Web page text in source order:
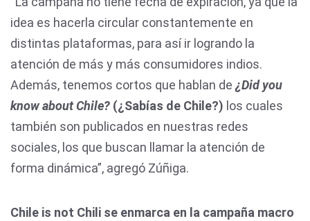
idea es hacerla circular constantemente en
distintas plataformas, para así ir logrando la
atención de más y más consumidores indios.
Además, tenemos cortos que hablan de ¿Did you
know about Chile? (¿Sabías de Chile?) los cuales
también son publicados en nuestras redes
sociales, los que buscan llamar la atención de
forma dinámica”, agregó Zúñiga.
Chile is not Chili se enmarca en la campaña macro